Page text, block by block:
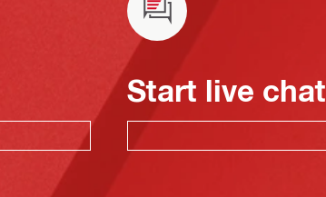
Start live chat